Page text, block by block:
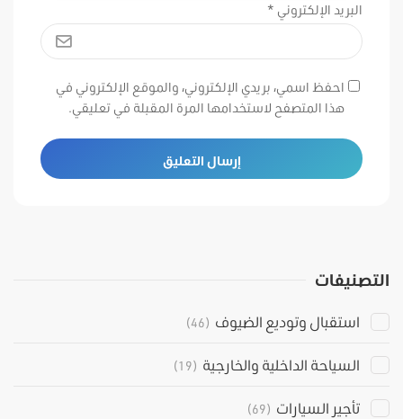
البريد الإلكتروني *
احفظ اسمي، بريدي الإلكتروني، والموقع الإلكتروني في
هذا المتصفح لاستخدامها المرة المقبلة في تعليقي.
التصنيفات
استقبال وتوديع الضيوف (46)
السياحة الداخلية والخارجية (19)
تأجير السيارات (69)